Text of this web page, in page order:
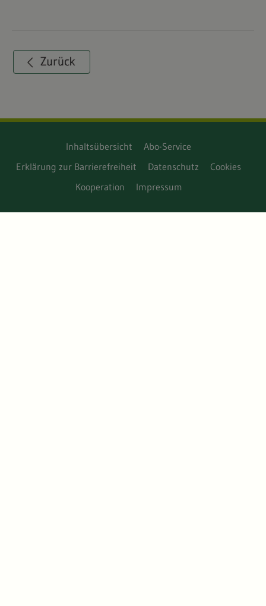
Inhaltsübersicht
Abo-Service
Erklärung zur Barrierefreiheit
Datenschutz
Cookies
Kooperation
Impressum